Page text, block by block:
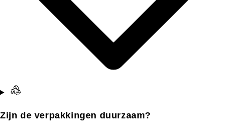
Zijn de verpakkingen duurzaam?